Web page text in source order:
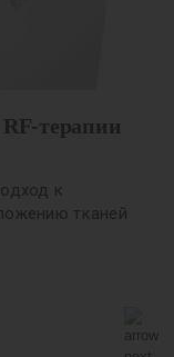
терапии
к
тканей